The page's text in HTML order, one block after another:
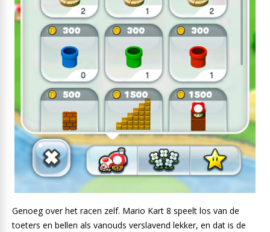
Genoeg over het racen zelf. Mario Kart 8 speelt los van de
toeters en bellen als vanouds verslavend lekker, en dat is de